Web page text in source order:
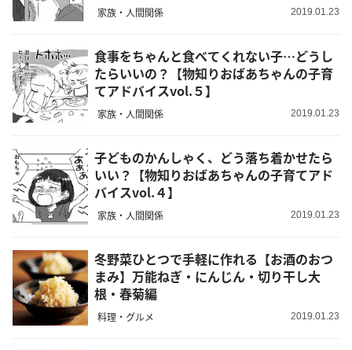
家族・人間関係 2019.01.23
食事をちゃんと食べてくれない子…どうし
たらいいの？【物知りおばあちゃんの子育
てアドバイスvol.５】
家族・人間関係 2019.01.23
子どものかんしゃく、どう落ち着かせたら
いい？【物知りおばあちゃんの子育てアド
バイスvol.４】
家族・人間関係 2019.01.23
冬野菜ひとつで手軽に作れる【お酒のおつ
まみ】万能ねぎ・にんじん・切り干し大
根・春菊編
料理・グルメ 2019.01.23